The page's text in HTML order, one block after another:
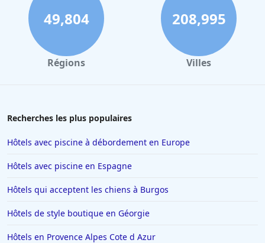
49,804
Régions
208,995
Villes
Recherches les plus populaires
Hôtels avec piscine à débordement en Europe
Hôtels avec piscine en Espagne
Hôtels qui acceptent les chiens à Burgos
Hôtels de style boutique en Géorgie
Hôtels en Provence Alpes Cote d Azur